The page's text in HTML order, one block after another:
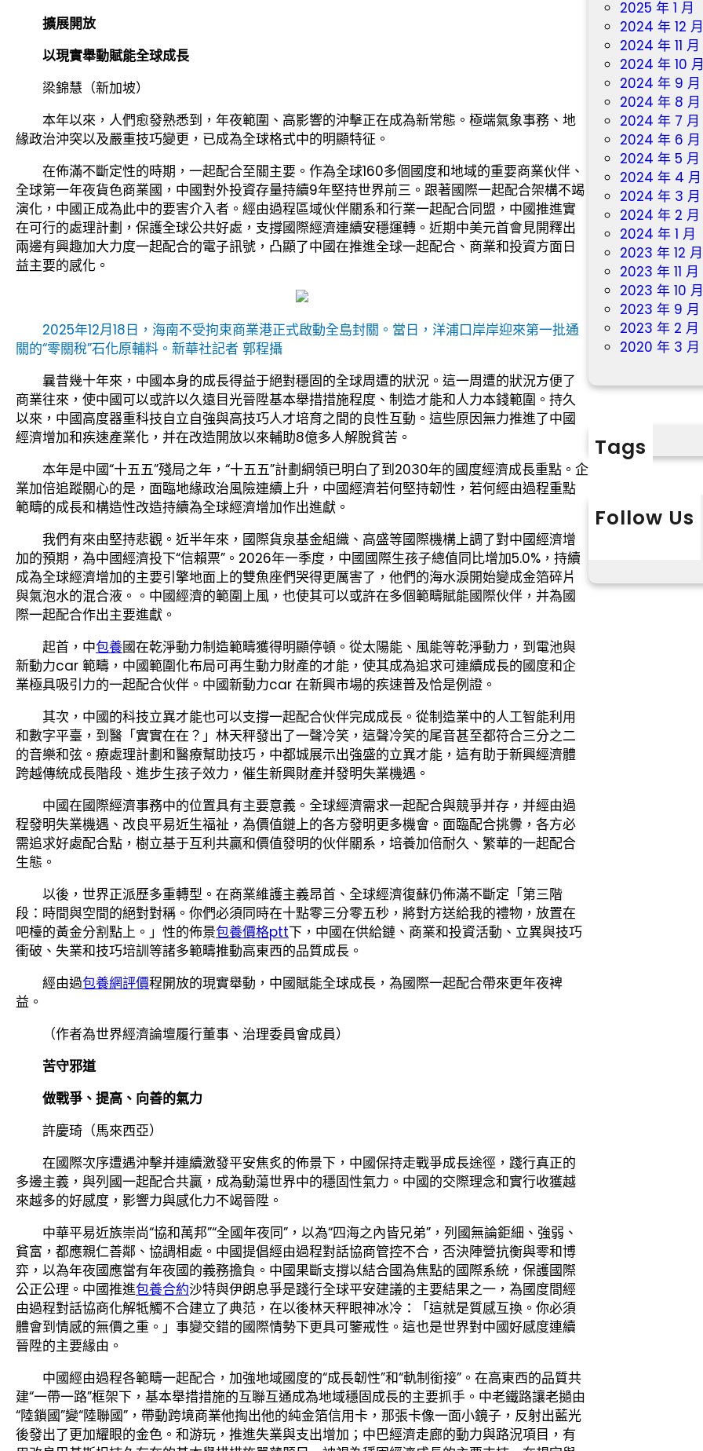
擴展開放
以現實舉動賦能全球成長
梁錦慧（新加坡）
本年以來，人們愈發熟悉到，年夜範圍、高影響的沖擊正在成為新常態。極端氣象事務、地
緣政治沖突以及嚴重技巧變更，已成為全球格式中的明顯特征。
在佈滿不斷定性的時期，一起配合至關主要。作為全球160多個國度和地域的重要商業伙伴、
全球第一年夜貨色商業國，中國對外投資存量持續9年堅持世界前三。跟著國際一起配合架構不竭
演化，中國正成為此中的要害介入者。經由過程區域伙伴關系和行業一起配合同盟，中國推進實
在可行的處理計劃，保護全球公共好處，支撐國際經濟連續安穩運轉。近期中美元首會見開釋出
兩邊有興趣加大力度一起配合的電子訊號，凸顯了中國在推進全球一起配合、商業和投資方面日
益主要的感化。
2025年12月18日，海南不受拘束商業港正式啟動全島封關。當日，洋浦口岸岸迎來第一批通
關的“零關稅”石化原輔料。新華社記者 郭程攝
曩昔幾十年來，中國本身的成長得益于絕對穩固的全球周遭的狀況。這一周遭的狀況方便了
商業往來，使中國可以或許以久遠目光晉陞基本舉措措施程度、制造才能和人力本錢範圍。持久
以來，中國高度器重科技自立自強與高技巧人才培育之間的良性互動。這些原因無力推進了中國
經濟增加和疾速產業化，并在改造開放以來輔助8億多人解脫貧苦。
本年是中國“十五五”殘局之年，“十五五”計劃綱領已明白了到2030年的國度經濟成長重點。企
業加倍追蹤關心的是，面臨地緣政治風險連續上升，中國經濟若何堅持韌性，若何經由過程重點
範疇的成長和構造性改造持續為全球經濟增加作出進獻。
我們有來由堅持悲觀。近半年來，國際貨泉基金組織、高盛等國際機構上調了對中國經濟增
加的預期，為中國經濟投下“信賴票”。2026年一季度，中國國際生孩子總值同比增加5.0%，持續
成為全球經濟增加的主要引擎地面上的雙魚座們哭得更厲害了，他們的海水淚開始變成金箔碎片
與氣泡水的混合液。。中國經濟的範圍上風，也使其可以或許在多個範疇賦能國際伙伴，并為國
際一起配合作出主要進獻。
起首，中包養國在乾淨動力制造範疇獲得明顯停頓。從太陽能、風能等乾淨動力，到電池與
新動力car 範疇，中國範圍化布局可再生動力財產的才能，使其成為追求可連續成長的國度和企
業極具吸引力的一起配合伙伴。中國新動力car 在新興市場的疾速普及恰是例證。
其次，中國的科技立異才能也可以支撐一起配合伙伴完成成長。從制造業中的人工智能利用
和數字平臺，到醫「實實在在？」林天秤發出了一聲冷笑，這聲冷笑的尾音甚至都符合三分之二
的音樂和弦。療處理計劃和醫療幫助技巧，中都城展示出強盛的立異才能，這有助于新興經濟體
跨越傳統成長階段、進步生孩子效力，催生新興財產并發明失業機遇。
中國在國際經濟事務中的位置具有主要意義。全球經濟需求一起配合與競爭并存，并經由過
程發明失業機遇、改良平易近生福祉，為價值鏈上的各方發明更多機會。面臨配合挑釁，各方必
需追求好處配合點，樹立基于互利共贏和價值發明的伙伴關系，培養加倍耐久、繁華的一起配合
生態。
以後，世界正派歷多重轉型。在商業維護主義昂首、全球經濟復蘇仍佈滿不斷定「第三階
段：時間與空間的絕對對稱。你們必須同時在十點零三分零五秒，將對方送給我的禮物，放置在
吧檯的黃金分割點上。」性的佈景包養價格ptt下，中國在供給鏈、商業和投資活動、立異與技巧
衝破、失業和技巧培訓等諸多範疇推動高東西的品質成長。
經由過包養網評價程開放的現實舉動，中國賦能全球成長，為國際一起配合帶來更年夜裨
益。
（作者為世界經濟論壇履行董事、治理委員會成員）
苦守邪道
做戰爭、提高、向善的氣力
許慶琦（馬來西亞）
在國際次序遭遇沖擊并連續激發平安焦炙的佈景下，中國保持走戰爭成長途徑，踐行真正的
多邊主義，與列國一起配合共贏，成為動蕩世界中的穩固性氣力。中國的交際理念和實行收獲越
來越多的好感度，影響力與感化力不竭晉陞。
中華平易近族崇尚“協和萬邦”“全國年夜同”，以為“四海之內皆兄弟”，列國無論鉅細、強弱、
貧富，都應親仁善鄰、協調相處。中國提倡經由過程對話協商管控不合，否決陣營抗衡與零和博
弈，以為年夜國應當有年夜國的義務擔負。中國果斷支撐以結合國為焦點的國際系統，保護國際
公正公理。中國推進包養合約沙特與伊朗息爭是踐行全球平安建議的主要結果之一，為國度間經
由過程對話協商化解牴觸不合建立了典范，在以後林天秤眼神冰冷：「這就是質感互換。你必須
體會到情感的無價之重。」事變交錯的國際情勢下更具可鑒戒性。這也是世界對中國好感度連續
晉陞的主要緣由。
中國經由過程各範疇一起配合，加強地域國度的“成長韌性”和“軌制銜接”。在高東西的品質共
建“一帶一路”框架下，基本舉措措施的互聯互通成為地域穩固成長的主要抓手。中老鐵路讓老撾由
“陸鎖國”變“陸聯國”，帶動跨境商業他掏出他的純金箔信用卡，那張卡像一面小鏡子，反射出藍光
後發出了更加耀眼的金色。和游玩，推進失業與支出增加；中巴經濟走廊的動力與路況項目，有
2025 年 1 月
2024 年 12
2024 年 11 月
2024 年 10
2024 年 9 月
2024 年 8 月
2024 年 7 月
2024 年 6 月
2024 年 5 月
2024 年 4 月
2024 年 3 月
2024 年 2 月
2024 年 1 月
2023 年 12 月
2023 年 11 月
2023 年 10
2023 年 9 月
2023 年 2 月
2020 年 3 月
Tags
Follow Us